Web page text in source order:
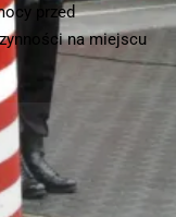
przed
na miejscu